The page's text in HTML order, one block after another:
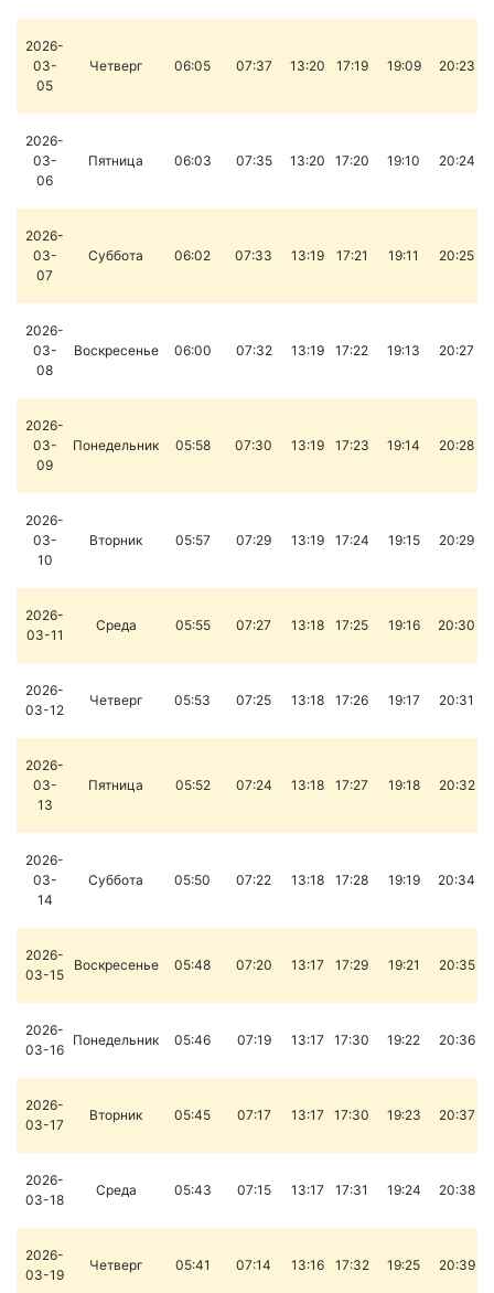
2026-
03-
05
Четверг 06:05 07:37 13:20 17:19 19:09 20:23
2026-
03-
06
Пятница 06:03 07:35 13:20 17:20 19:10 20:24
2026-
03-
07
Суббота 06:02 07:33 13:19 17:21 19:11 20:25
2026-
03-
08
Воскресенье 06:00 07:32 13:19 17:22 19:13 20:27
2026-
03-
09
Понедельник 05:58 07:30 13:19 17:23 19:14 20:28
2026-
03-
10
Вторник 05:57 07:29 13:19 17:24 19:15 20:29
2026-
03-11
Среда 05:55 07:27 13:18 17:25 19:16 20:30
2026-
03-12
Четверг 05:53 07:25 13:18 17:26 19:17 20:31
2026-
03-
13
Пятница 05:52 07:24 13:18 17:27 19:18 20:32
2026-
03-
14
Суббота 05:50 07:22 13:18 17:28 19:19 20:34
2026-
03-15
Воскресенье 05:48 07:20 13:17 17:29 19:21 20:35
2026-
03-16
Понедельник 05:46 07:19 13:17 17:30 19:22 20:36
2026-
03-17
Вторник 05:45 07:17 13:17 17:30 19:23 20:37
2026-
03-18
Среда 05:43 07:15 13:17 17:31 19:24 20:38
2026-
03-19
Четверг 05:41 07:14 13:16 17:32 19:25 20:39